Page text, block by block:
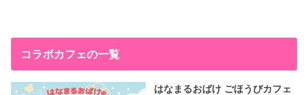
コラボカフェの一覧
はなまるおばけ ごほうびカフェ